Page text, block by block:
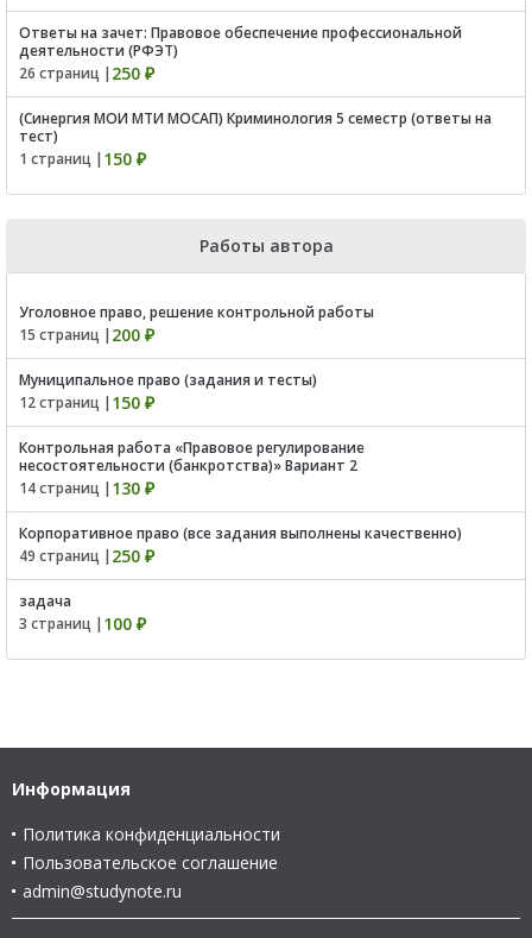
Ответы на зачет: Правовое обеспечение профессиональной
деятельности (РФЭТ)
26 страниц | 250 ₽
(Синергия МОИ МТИ МОСАП) Криминология 5 семестр (ответы на
тест)
1 страниц | 150 ₽
Работы автора
Уголовное право, решение контрольной работы
15 страниц | 200 ₽
Муниципальное право (задания и тесты)
12 страниц | 150 ₽
Контрольная работа «Правовое регулирование
несостоятельности (банкротства)» Вариант 2
14 страниц | 130 ₽
Корпоративное право (все задания выполнены качественно)
49 страниц | 250 ₽
задача
3 страниц | 100 ₽
Информация
Политика конфиденциальности
Пользовательское соглашение
admin@studynote.ru